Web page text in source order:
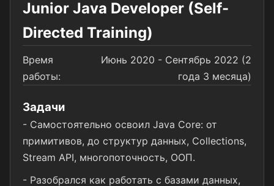
Junior Java Developer (Self-
Directed Training)
Время
работы:
Июнь 2020 - Сентябрь 2022 (2
года 3 месяца)
Задачи
- Самостоятельно освоил Java Core: от
примитивов, до структур данных, Collections,
Stream API, многопоточность, ООП.
- Разобрался как работать с базами данных,